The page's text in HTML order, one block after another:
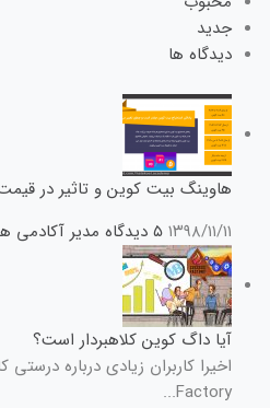
جدید
دیدگاه ها
هاوینگ بیت کوین و تاثیر در
۱۳۹۸/۱۱/۱۱ ۵ دیدگاه مدیر آکادمی
آیا داگ کوین کلاهبردار است؟
Factory...